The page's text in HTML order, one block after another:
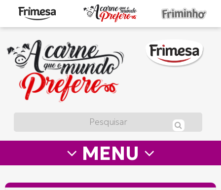
A
carne
que
prefere
—
Frimesa
MENU